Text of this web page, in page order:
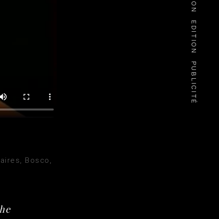
EDITION
PUBLICITÉ
Bosco,